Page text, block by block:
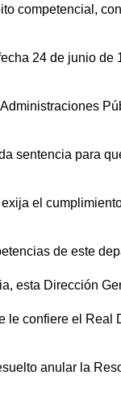
competencial,
24 de junio de
sentencia para
el
de este
esta Dirección
le confiere el Real
anular la